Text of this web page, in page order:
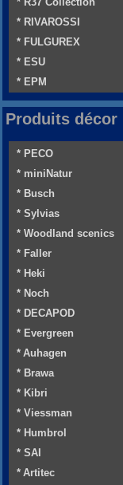
* RIVAROSSI
* FULGUREX
* ESU
* EPM
Produits décor
* PECO
* miniNatur
* Busch
* Sylvias
* Woodland scenics
* Faller
* Heki
* Noch
* DECAPOD
* Evergreen
* Auhagen
* Brawa
* Kibri
* Viessman
* Humbrol
* SAI
* Artitec